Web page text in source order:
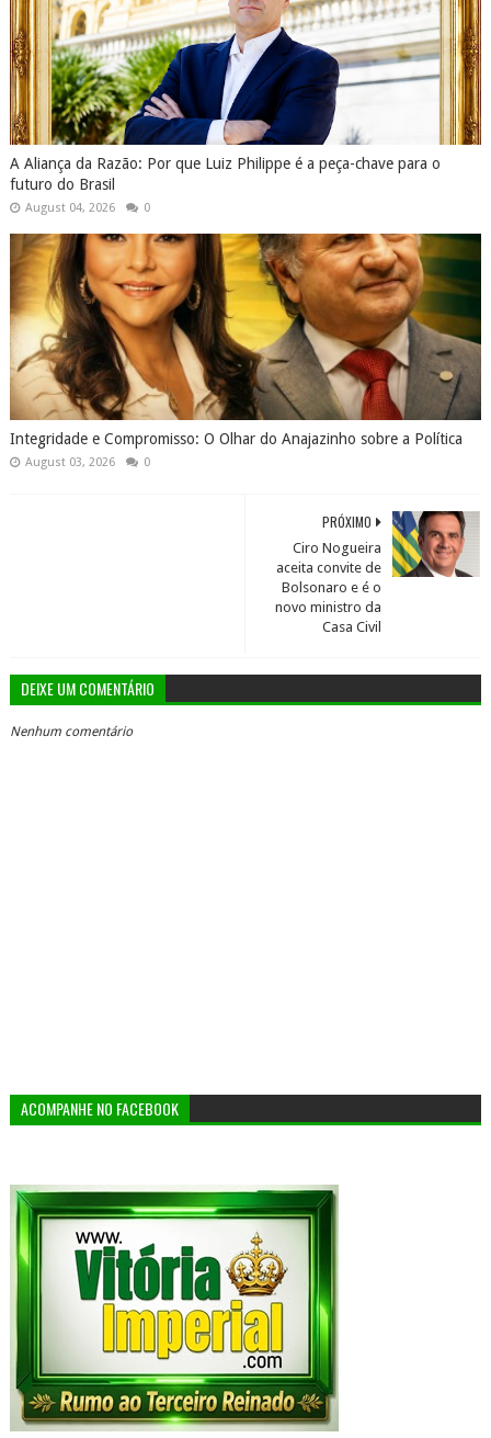
A Aliança da Razão: Por que Luiz Philippe é a peça-chave para o
futuro do Brasil
August 04, 2026 0
Integridade e Compromisso: O Olhar do Anajazinho sobre a Política
August 03, 2026 0
PRÓXIMO
Ciro Nogueira
aceita convite de
Bolsonaro e é o
novo ministro da
Casa Civil
DEIXE UM COMENTÁRIO
Nenhum comentário
ACOMPANHE NO FACEBOOK